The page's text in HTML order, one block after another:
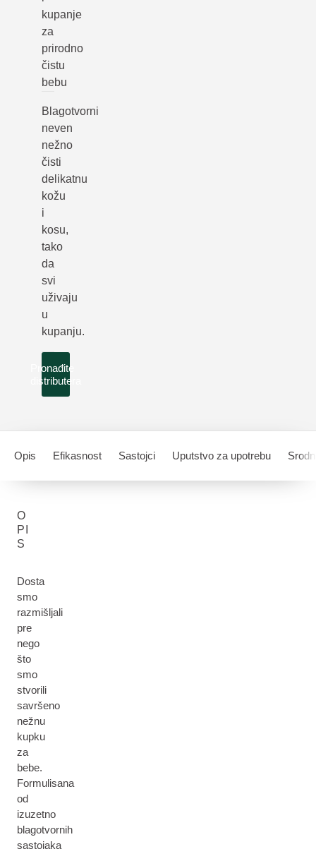
kupanje
za
prirodno
čistu
bebu
Blagotvorni
neven
nežno
čisti
delikatnu
kožu
i
kosu,
tako
da
svi
uživaju
u
kupanju.
Pronađite
distributera
Opis Efikasnost Sastojci Uputstvo za upotrebu
O
PI
S
Dosta
smo
razmišljali
pre
nego
što
smo
stvorili
savršeno
nežnu
kupku
za
bebe.
Formulisana
od
izuzetno
blagotvornih
sastojaka